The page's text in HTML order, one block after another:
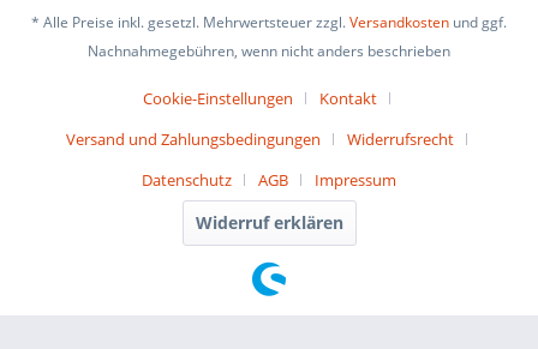
* Alle Preise inkl. gesetzl. Mehrwertsteuer zzgl.Versandkosten und ggf.
Nachnahmegebühren, wenn nicht anders beschrieben
Cookie-Einstellungen
Kontakt
Versand und Zahlungsbedingungen
Widerrufsrecht
Datenschutz
AGB Impressum
Widerruf erklären